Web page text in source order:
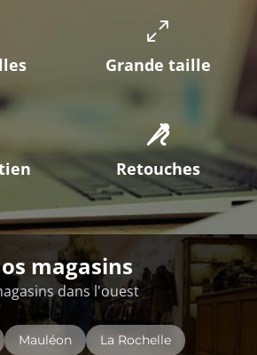
Grande taille
Retouches
magasins
dans l'ouest
Mauléon La Rochelle